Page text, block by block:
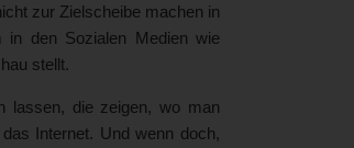
zur Zielscheibe machen in
den Sozialen Medien wie
stellt.
lassen, die zeigen, wo man
Internet. Und wenn doch,